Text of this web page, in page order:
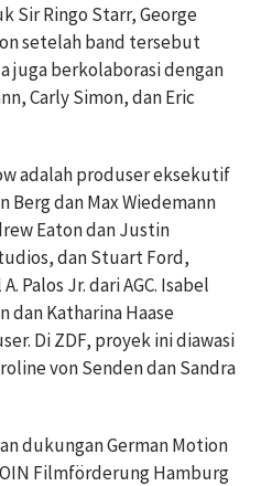
Sir Ringo Starr, George
setelah band tersebut
juga berkolaborasi dengan
Carly Simon, dan Eric
adalah produser eksekutif
Berg dan Max Wiedemann
Eaton dan Justin
dan Stuart Ford,
Palos Jr. dari AGC. Isabel
dan Katharina Haase
Di ZDF, proyek ini diawasi
von Senden dan Sandra
dukungan German Motion
Filmförderung Hamburg